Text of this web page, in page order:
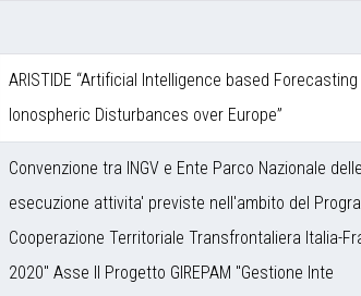
ARISTIDE “Artificial Intelligence based
Ionospheric Disturbances over Europe”
Convenzione tra INGV e Ente Parco Nazionale
esecuzione attivita' previste nell'ambito del
Cooperazione Territoriale Transfrontaliera Italia-
2020" Asse II Progetto GIREPAM "Gestione Inte